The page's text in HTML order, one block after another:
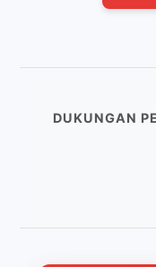
DUKUNGAN